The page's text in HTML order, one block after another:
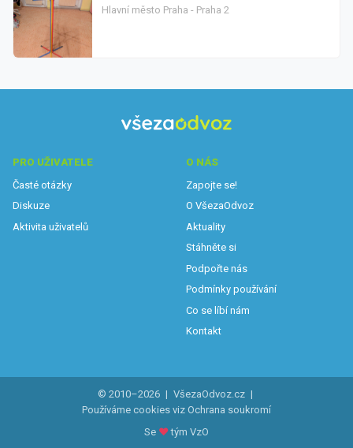
Hlavní město Praha - Praha 2
PRO UŽIVATELE
Časté otázky
Diskuze
Aktivita uživatelů
O NÁS
Zapojte se!
O VšezaOdvoz
Aktuality
Stáhněte si
Podpořte nás
Podmínky používání
Co se líbí nám
Kontakt
© 2010–2026 | VšezaOdvoz.cz |
Používáme cookies viz Ochrana soukromí
Se ♥ tým VzO